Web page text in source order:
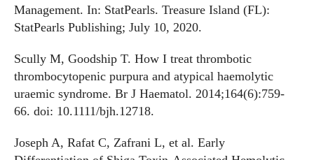
Management. In: StatPearls. Treasure Island (FL):
StatPearls Publishing; July 10, 2020.
Scully M, Goodship T. How I treat thrombotic
thrombocytopenic purpura and atypical haemolytic
uraemic syndrome. Br J Haematol. 2014;164(6):759-
66. doi: 10.1111/bjh.12718.
Joseph A, Rafat C, Zafrani L, et al. Early